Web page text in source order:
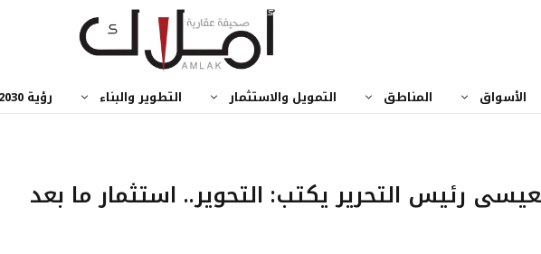
الأسواق المناطق التمويل والاستثمار التطوير والبناء رؤية 2030
رئيس التحرير يكتب: التحوير.. استثمار ما بعد